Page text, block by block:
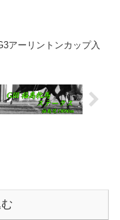
アーリントンカップ入